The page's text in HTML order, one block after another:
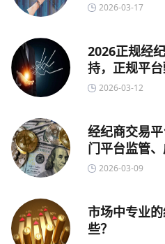
2026-03-17
2026正规经
持，正规平台
2026-03-12
经纪商交易
门平台监管
2026-03-09
市场中专业
些？